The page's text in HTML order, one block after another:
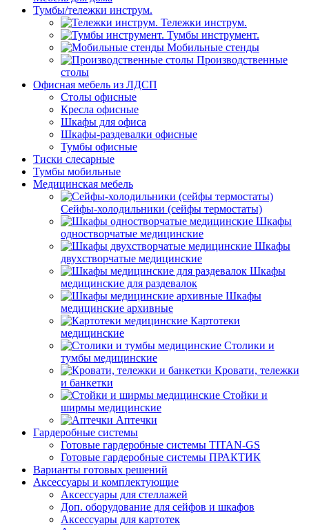
Тумбы/тележки инструм.
Тележки инструм.
Тумбы инструмент.
Мобильные стенды
Производственные
столы
Офисная мебель из ЛДСП
Столы офисные
Кресла офисные
Шкафы для офиса
Шкафы-раздевалки офисные
Тумбы офисные
Тиски слесарные
Тумбы мобильные
Медицинская мебель
Сейфы-холодильники (сейфы термостаты)
Шкафы
одностворчатые медицинские
Шкафы
двухстворчатые медицинские
Шкафы
медицинские для раздевалок
Шкафы
медицинские архивные
Картотеки
медицинские
Столики и
тумбы медицинские
Кровати, тележки
и банкетки
Стойки и
ширмы медицинские
Аптечки
Гардеробные системы
Готовые гардеробные системы TITAN-GS
Готовые гардеробные системы ПРАКТИК
Варианты готовых решений
Аксессуары и комплектующие
Аксессуары для стеллажей
Доп. оборудование для сейфов и шкафов
Аксессуары для картотек